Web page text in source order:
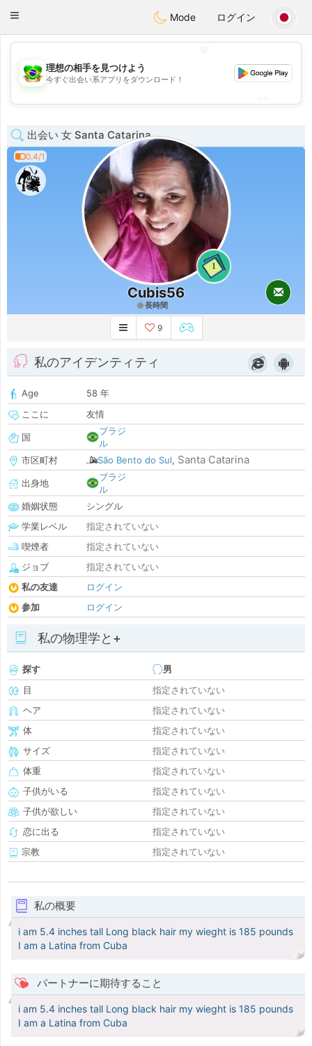
Conversar
Toggle
Mode ログイン
💖
💕
理想の相手を見つけよう
今すぐ出会い系アプリをダウンロード！
出会い 女 Santa Catarina
0.4/1
1
Cubis56
長時間
9
私のアイデンティティ
Age
58 年
ここに
友情
国
ブラジ
ル
市区町村
São Bento do Sul, Santa Catarina
出身地
ブラジ
ル
婚姻状態
シングル
学業レベル
指定されていない
喫煙者
指定されていない
ジョブ
指定されていない
私の友達
ログイン
参加
ログイン
私の物理学と+
探す
男
目
指定されていない
ヘア
指定されていない
体
指定されていない
サイズ
指定されていない
体重
指定されていない
子供がいる
指定されていない
子供が欲しい
指定されていない
恋に出る
指定されていない
宗教
指定されていない
私の概要
i am 5.4 inches tall Long black hair my wieght is 185 pounds
I am a Latina from Cuba
パートナーに期待すること
i am 5.4 inches tall Long black hair my wieght is 185 pounds
I am a Latina from Cuba